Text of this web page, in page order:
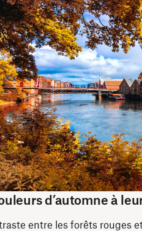
d’automne à
entre les forêts rouges